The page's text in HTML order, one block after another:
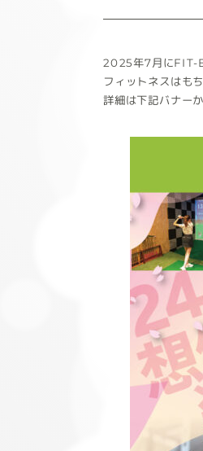
2025年7月にFIT-
フィットネスはも
詳細は下記バナー